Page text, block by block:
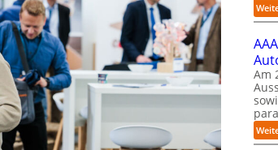
Am